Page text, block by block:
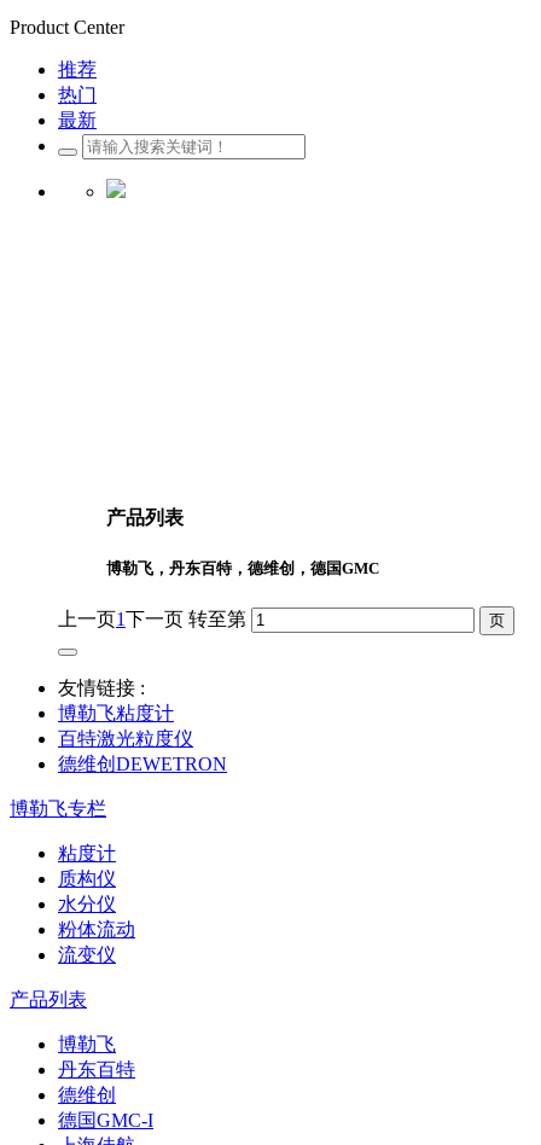
Product Center
推荐
热门
最新
产品列表
博勒飞，丹东百特，德维创，德国GMC
上一页1下一页 转至第
友情链接 :
博勒飞粘度计
百特激光粒度仪
德维创DEWETRON
博勒飞专栏
粘度计
质构仪
水分仪
粉体流动
流变仪
产品列表
博勒飞
丹东百特
德维创
德国GMC-I